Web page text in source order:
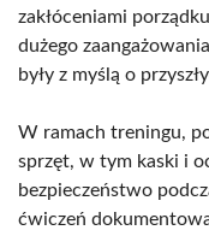
zakłóceniami
dużego
były z myślą o
W ramach treningu,
sprzęt, w tym kaski i
bezpieczeństwo
ćwiczeń